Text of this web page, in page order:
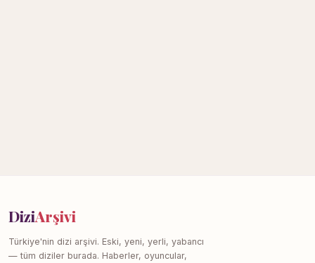
DiziArşivi
Türkiye'nin dizi arşivi. Eski, yeni, yerli, yabancı
— tüm diziler burada. Haberler, oyuncular,